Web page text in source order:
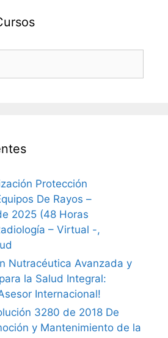
Protección
De Rayos –
2025 (48 Horas
– Virtual -,
Nutracéutica Avanzada y
la Salud Integral:
Internacional!
3280 de 2018 De
y Mantenimiento de la